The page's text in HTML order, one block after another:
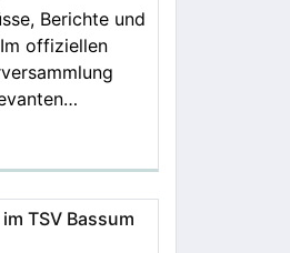
Berichte und
offiziellen
TSV Bassum